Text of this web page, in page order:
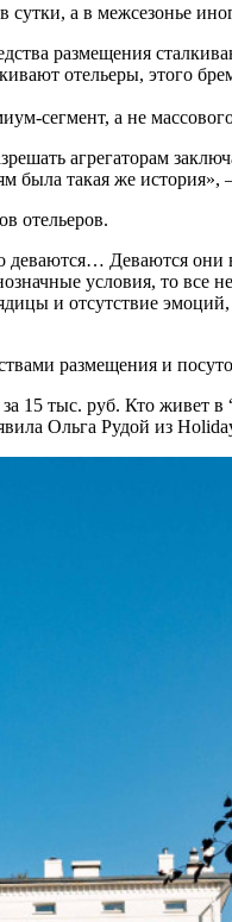
а в межсезонье
размещения
отельеры, этого
сегмент, а не
агрегаторам
была такая же
отельеров.
деваются… Деваются
условия, то
и отсутствие
размещения и
15 тыс. руб. Кто живет
Ольга Рудой из